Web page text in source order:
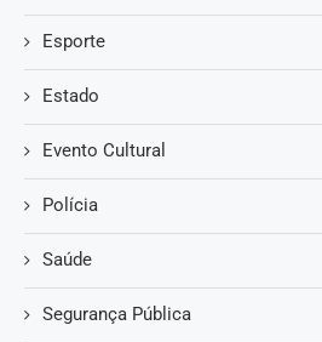
Esporte
Estado
Evento Cultural
Polícia
Saúde
Segurança Pública